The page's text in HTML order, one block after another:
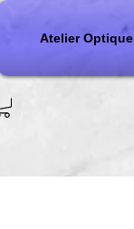
Atelier Optique